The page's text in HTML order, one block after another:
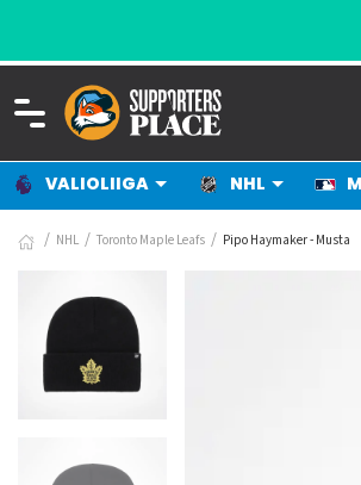
VALIOLIIGA NHL
NHL Toronto Maple Leafs Pipo Haymaker - Musta